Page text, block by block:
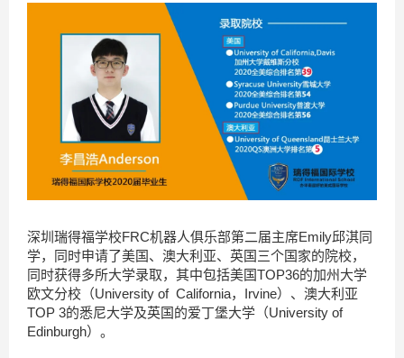
深圳瑞得福学校FRC机器人俱乐部第二届主席Emily邱淇同
学，同时申请了美国、澳大利亚、英国三个国家的院校，
同时获得多所大学录取，其中包括美国TOP36的加州大学
欧文分校（University of California，Irvine）、澳大利亚
TOP 3的悉尼大学及英国的爱丁堡大学（University of
Edinburgh）。